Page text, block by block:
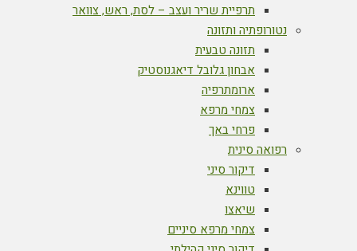
תרפיית שריר ועצב – לסת, ראש, צוואר
נטורופתיה ותזונה
תזונה טבעית
אבחון גלובל דיאגנוסטיק
ארומתרפיה
צמחי מרפא
פרחי באך
רפואה סינית
דיקור סיני
טווינא
שיאצו
צמחי מרפא סיניים